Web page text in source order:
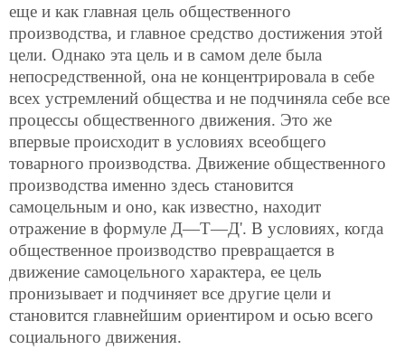
еще и как главная цель общественного
производства, и главное средство достижения этой
цели. Однако эта цель и в самом деле была
непосредственной, она не концентрировала в себе
всех устремлений общества и не подчиняла себе все
процессы общественного движения. Это же
впервые происходит в условиях всеобщего
товарного производства. Движение общественного
производства именно здесь становится
самоцельным и оно, как известно, находит
отражение в формуле Д—Т—Д'. В условиях, когда
общественное производство превращается в
движение самоцельного характера, ее цель
пронизывает и подчиняет все другие цели и
становится главнейшим ориентиром и осью всего
социального движения.